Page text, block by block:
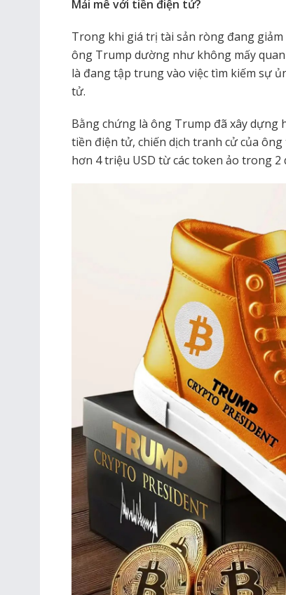
Mải mê với tiền điện tử?
Trong khi giá trị tài sản ròng đang
ông Trump dường như không mấy
là đang tập trung vào việc tìm kiếm sự
tử.
Bằng chứng là ông Trump đã xây
tiền điện tử, chiến dịch tranh cử của
hơn 4 triệu USD từ các token ảo trong